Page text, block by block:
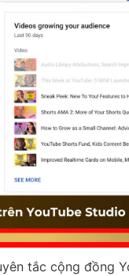
tắc cộng đồng